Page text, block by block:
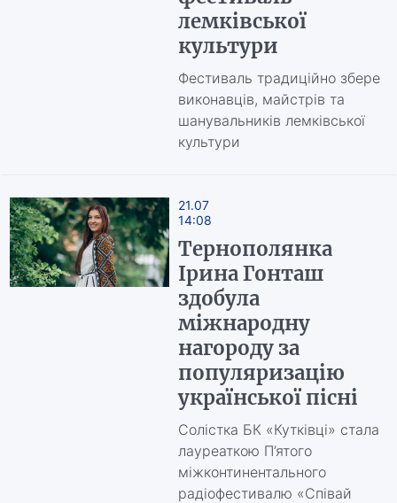
лемківської
культури
Фестиваль традиційно збере
виконавців, майстрів та
шанувальників лемківської
культури
21.07
14:08
Тернополянка
Ірина Гонташ
здобула
міжнародну
нагороду за
популяризацію
української пісні
Солістка БК «Кутківці» стала
лауреаткою П’ятого
міжконтинентального
радіофестивалю «Співай